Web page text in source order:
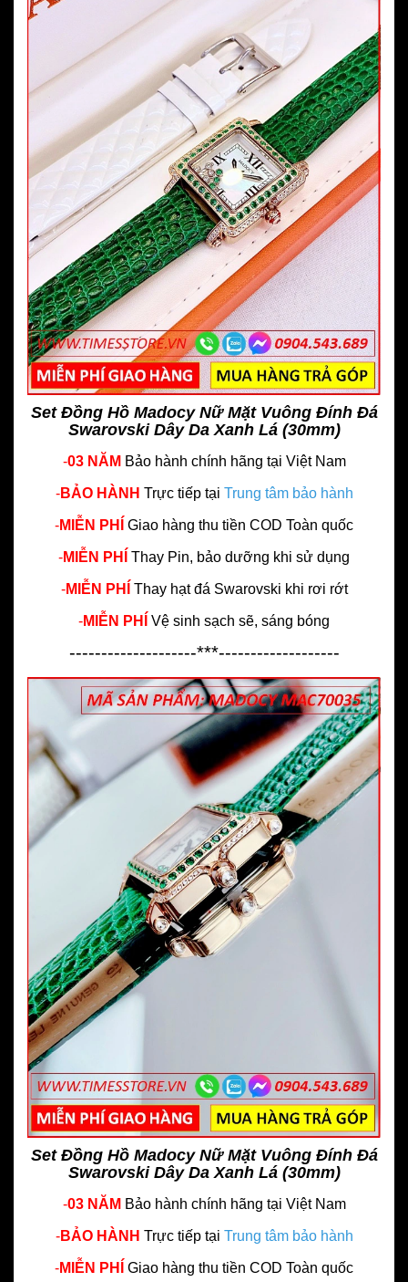
Set Đồng Hồ Madocy Nữ Mặt Vuông Đính Đá
Swarovski Dây Da Xanh Lá (30mm)
-03 NĂM Bảo hành chính hãng tại Việt Nam
-BẢO HÀNH Trực tiếp tại Trung tâm bảo hành
-MIỄN PHÍ Giao hàng thu tiền COD Toàn quốc
-MIỄN PHÍ Thay Pin, bảo dưỡng khi sử dụng
-MIỄN PHÍ Thay hạt đá Swarovski khi rơi rớt
-MIỄN PHÍ Vệ sinh sạch sẽ, sáng bóng
--------------------***-------------------
Set Đồng Hồ Madocy Nữ Mặt Vuông Đính Đá
Swarovski Dây Da Xanh Lá (30mm)
-03 NĂM Bảo hành chính hãng tại Việt Nam
-BẢO HÀNH Trực tiếp tại Trung tâm bảo hành
-MIỄN PHÍ Giao hàng thu tiền COD Toàn quốc